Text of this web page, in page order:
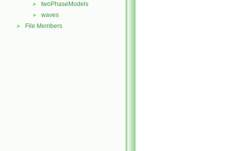
► twoPhaseModels
► waves
► File Members